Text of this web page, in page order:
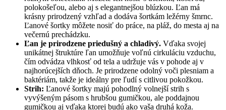
polokošeľou, alebo aj s elegantnejšou blúzkou. Ľan má
krásny prirodzený vzhľad a dodáva šortkám ležérny šmrnc.
Ľanové šortky môžete nosiť do práce, na pláž, do mesta aj na
večernú prechádzku.
Ľan je prirodzene priedušný a chladivý. Vďaka svojej
unikátnej štruktúre ľan umožňuje voľnú cirkuláciu vzduchu,
čím odvádza vlhkosť od tela a udržuje vás v pohode aj v
najhorúcejších dňoch. Je prirodzene odolný voči plesniam a
baktériám, takže je ideálny pre ľudí s citlivou pokožkou.
Strih: Ľanové šortky majú pohodlný volnejší strih s
vyvýšeným pásom s hrubšou gumičkou, ale poddajnou
gumičkou aj vďaka ktorej budú ako vaša druhá koža.